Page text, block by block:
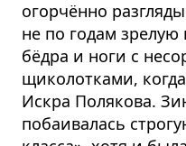
огорчённо
не по годам
бёдра и ноги с
щиколотками,
Искра Полякова.
побаивалась